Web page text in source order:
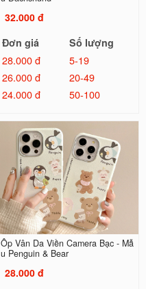
32.000 đ
Đơn giá
Số lượng
28.000 đ
5-19
26.000 đ
20-49
24.000 đ
50-100
Ốp Vân Da Viền Camera Bạc - Mẫ
u Penguin & Bear
28.000 đ